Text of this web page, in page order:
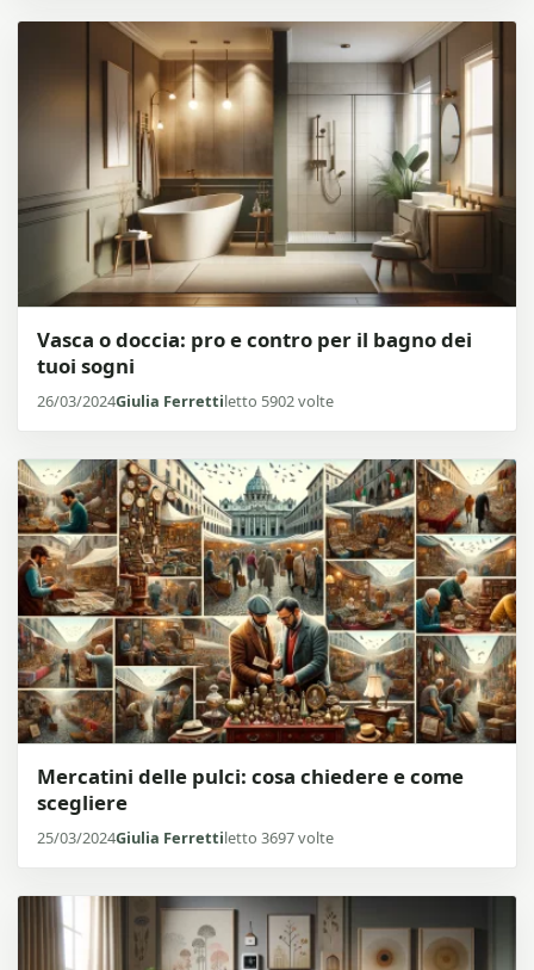
Vasca o doccia: pro e contro per il bagno dei
tuoi sogni
26/03/2024Giulia Ferrettiletto 5902 volte
Mercatini delle pulci: cosa chiedere e come
scegliere
25/03/2024Giulia Ferrettiletto 3697 volte